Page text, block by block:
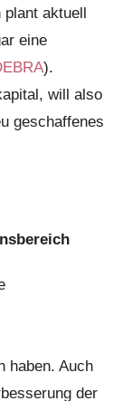
plant aktuell
eine
).
will also
geschaffenes
haben. Auch
der